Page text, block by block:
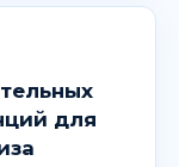
для